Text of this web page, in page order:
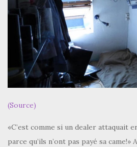
(Source)
«C’est comme si un dealer attaquait
parce qu’ils n’ont pas payé sa came!»